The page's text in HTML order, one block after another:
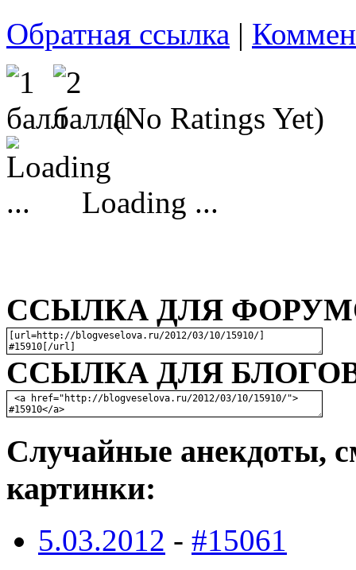
Обратная ссылка |
(No Ratings Yet)
Loading ...
ССЫЛКА ДЛЯ
ССЫЛКА ДЛЯ БЛОГОВ
Случайные анекдоты,
картинки:
5.03.2012 - #15061